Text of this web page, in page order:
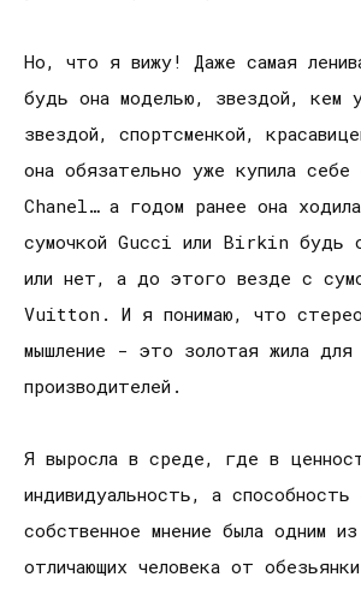
Но, что я вижу! Даже самая
будь она моделью, звездой, кем
звездой, спортсменкой,
она обязательно уже купила себе
Chanel… а годом ранее она
сумочкой Gucci или Birkin будь
или нет, а до этого везде с
Vuitton. И я понимаю, что
мышление - это золотая жила для
производителей.
Я выросла в среде, где в
индивидуальность, а способность
собственное мнение была одним из
отличающих человека от